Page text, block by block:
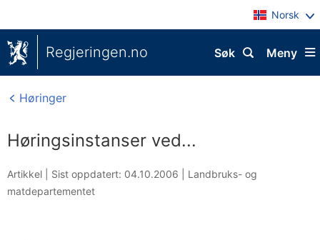
Norsk
Regjeringen.no Meny
Søk
Høringer
Høringsinstanser ved...
Artikkel | Sist oppdatert: 04.10.2006
Landbruks- og
matdepartementet